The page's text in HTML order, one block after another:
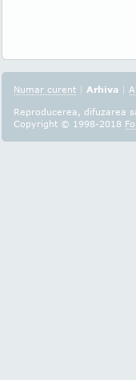
Numar curent | Arhiva |
Reproducerea, difuzarea
Copyright © 1998-2018